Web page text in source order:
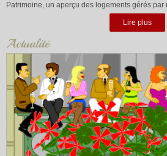
Patrimoine, un aperçu des logements gérés par
Lire plus
Actualité